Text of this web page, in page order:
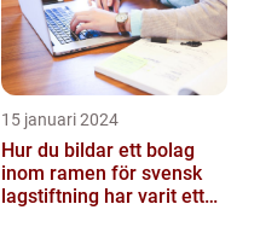
15 januari 2024
Hur du bildar ett bolag
inom ramen för svensk
lagstiftning har varit ett